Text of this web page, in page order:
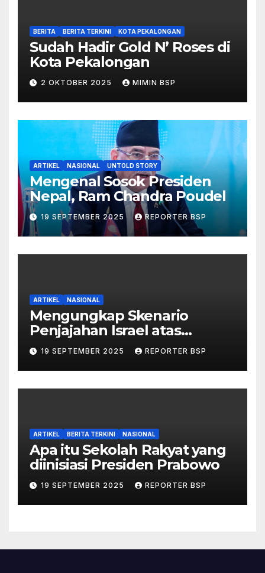
BERITA BERITA TERKINI KOTA PEKALONGAN
Sudah Hadir Gold N’ Roses di
Kota Pekalongan
2 OKTOBER 2025 MIMIN BSP
ARTIKEL NASIONAL UNTOLD STORY
Mengenal Sosok Presiden
Nepal, Ram Chandra Poudel
19 SEPTEMBER 2025 REPORTER BSP
ARTIKEL NASIONAL
Mengungkap Skenario
Penjajahan Israel atas
Palestina dalam Buku Ilan
Pappé
19 SEPTEMBER 2025 REPORTER BSP
ARTIKEL BERITA TERKINI NASIONAL
Apa itu Sekolah Rakyat yang
diinisiasi Presiden Prabowo
19 SEPTEMBER 2025 REPORTER BSP